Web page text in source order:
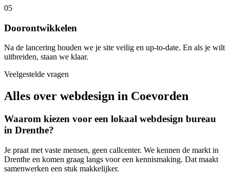
05
Doorontwikkelen
Na de lancering houden we je site veilig en up-to-date. En als je wilt
uitbreiden, staan we klaar.
Veelgestelde vragen
Alles over webdesign in Coevorden
Waarom kiezen voor een lokaal webdesign bureau
in Drenthe?
Je praat met vaste mensen, geen callcenter. We kennen de markt in
Drenthe en komen graag langs voor een kennismaking. Dat maakt
samenwerken een stuk makkelijker.